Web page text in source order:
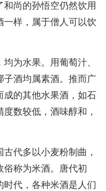
尚的孙悟空仍然饮用
样，属于僧人可以饮
为水果。用葡萄汁、
子酒均属素酒。推而广
成的其他水果酒，如石
数较低，酒味醇和，
代多以小麦粉制曲，
俗称为米酒。唐代初
代，各种米酒是人们